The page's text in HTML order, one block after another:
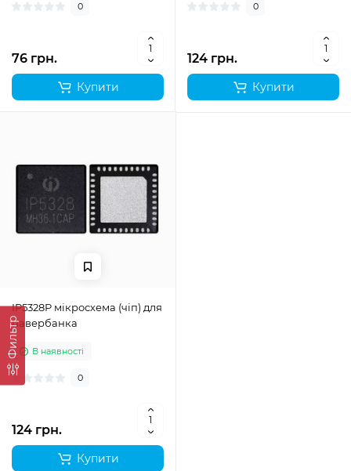
Фильтр
0
76 грн.
Купити
0
124 грн.
Купити
IP5328P мікросхема (чіп) для
павербанка
В наявності
0
124 грн.
Купити